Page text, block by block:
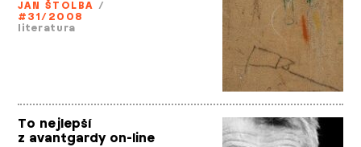
JAN ŠTOLBA /
#31/2008
literatura
To nejlepší
z avantgardy on-line